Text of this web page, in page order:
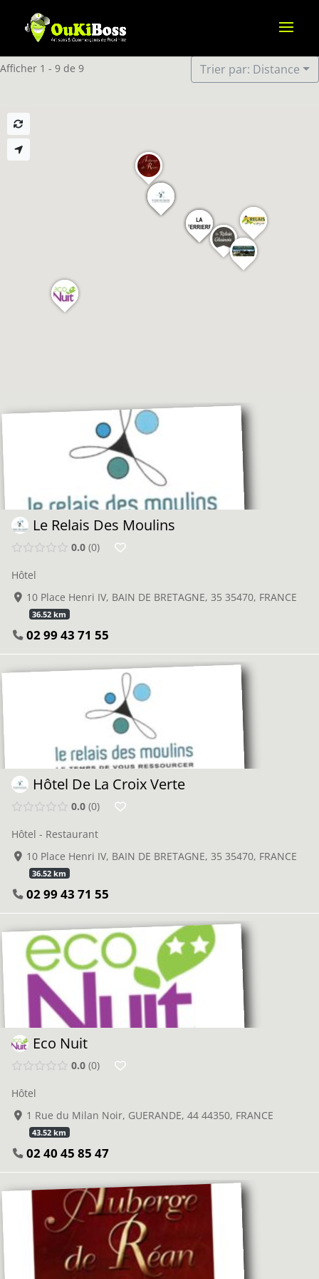
Afficher 1 - 9 de 9 Trier par: Distance
Le Relais Des Moulins
0.0 0
Hôtel
10 Place Henri IV, BAIN DE BRETAGNE, 35 35470, FRANCE
36.52 km
02 99 43 71 55
Hôtel De La Croix Verte
0.0 0
Hôtel - Restaurant
10 Place Henri IV, BAIN DE BRETAGNE, 35 35470, FRANCE
36.52 km
02 99 43 71 55
Eco Nuit
0.0 0
Hôtel
1 Rue du Milan Noir, GUERANDE, 44 44350, FRANCE
43.52 km
02 40 45 85 47